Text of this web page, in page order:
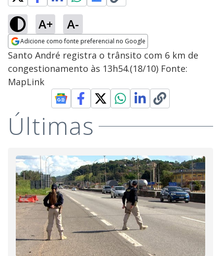
A+ A-
Adicione como fonte preferencial no Google
Opens in new window
Santo André registra o trânsito com 6 km de
congestionamento às 13h54.(18/10) Fonte:
MapLink
Últimas